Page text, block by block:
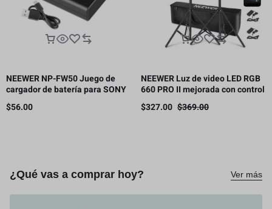
NEEWER NP-FW50 Juego de
cargador de batería para SONY
cámara NP-FW50 compatible
$56.00
NEEWER Luz de video LED RGB
660 PRO II mejorada con control
de aplicación
$369.00
$327.00
¿Qué vas a comprar hoy? Ver más